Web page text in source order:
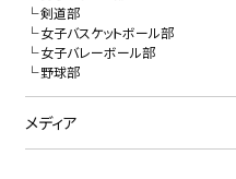
剣道部
女子バスケットボール部
女子バレーボール部
野球部
メディア